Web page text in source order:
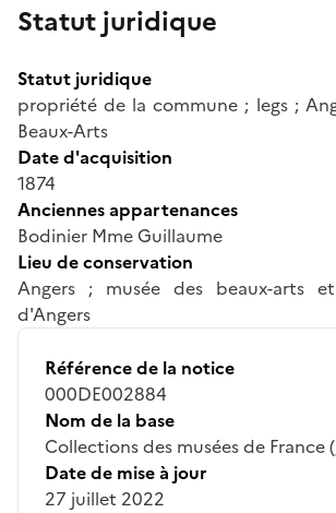
Statut juridique
Statut juridique
propriété de la commune ; legs ;
Beaux-Arts
Date d'acquisition
1874
Anciennes appartenances
Bodinier Mme Guillaume
Lieu de conservation
Angers ; musée des beaux-arts
d'Angers
Référence de la notice
000DE002884
Nom de la base
Collections des musées de France
Date de mise à jour
27 juillet 2022